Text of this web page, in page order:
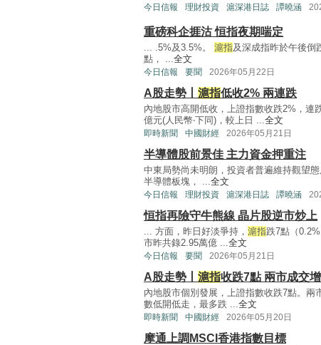
今日信報 理財投資 滬深港日誌 譚曉涵
重磅科企捱沽 恒指夜期喘定
... .5%及3.5%。 滬指及深成指昨於午後倒
點， ... 全文
今日信報 要聞 2026年05月22日
A股走勢丨 滬指低收2% 兩連跌
內地股市高開低收，上證指數收跌2%，連
億元(人民幣‧下同)，較上日 ... 全文
即時新聞 中國財經 2026年05月21日
半導體股前景佳 主力資金押重注
中東局勢尚未明朗，投資者普遍維持觀望態
半導體板塊， ... 全文
今日信報 理財投資 滬深港日誌 譚曉涵
恒指再險守牛熊線 晶片股逆市炒上
... 方面，昨日好淡爭持， 滬指跌7點（
市昨共錄2.95萬億 ... 全文
今日信報 要聞 2026年05月21日
A股走勢丨 滬指收跌7點 兩市成交增
內地股市個別發展，上證指數收跌7點。兩
數低開低走，最多跌 ... 全文
即時新聞 中國財經 2026年05月20日
摩通上調MSCI香港指數目標